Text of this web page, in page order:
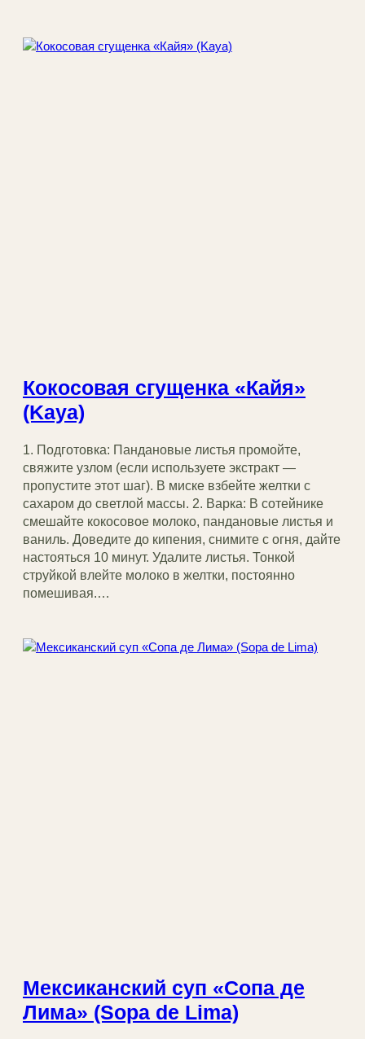
Кокосовая сгущенка «Кайя»
(Kaya)
1. Подготовка: Пандановые листья промойте,
свяжите узлом (если используете экстракт —
пропустите этот шаг). В миске взбейте желтки с
сахаром до светлой массы. 2. Варка: В сотейнике
смешайте кокосовое молоко, пандановые листья и
ваниль. Доведите до кипения, снимите с огня, дайте
настояться 10 минут. Удалите листья. Тонкой
струйкой влейте молоко в желтки, постоянно
помешивая.…
Мексиканский суп «Сопа де
Лима» (Sopa de Lima)